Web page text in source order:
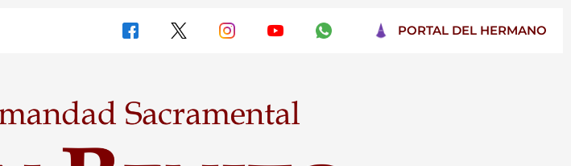
PORTAL DEL HERMANO